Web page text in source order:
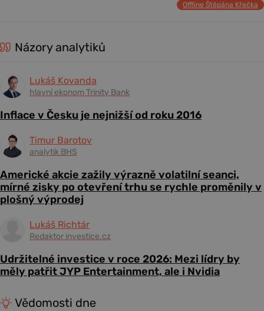
Offline Štěpána Křečka
Názory analytiků
Lukáš Kovanda
hlavní ekonom Trinity Bank
Inflace v Česku je nejnižší od roku 2016
Timur Barotov
analytik BHS
Americké akcie zažily výrazně volatilní seanci,
mírné zisky po otevření trhu se rychle proměnily v
plošný výprodej
Lukáš Richtár
Redaktor investice.cz
Udržitelné investice v roce 2026: Mezi lídry by
měly patřit JYP Entertainment, ale i Nvidia
Vědomosti dne